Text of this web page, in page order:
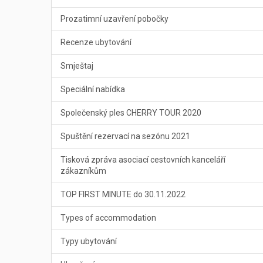
Prozatimní uzavření pobočky
Recenze ubytování
Smještaj
Speciální nabídka
Společenský ples CHERRY TOUR 2020
Spuštění rezervací na sezónu 2021
Tisková zpráva asociací cestovních kanceláří
zákazníkům
TOP FIRST MINUTE do 30.11.2022
Types of accommodation
Typy ubytování